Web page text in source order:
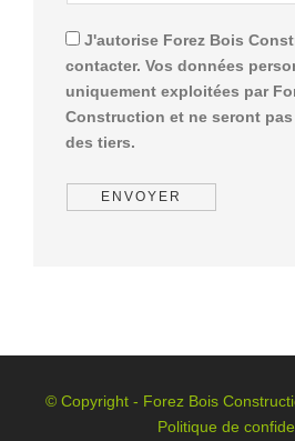
J'autorise Forez Bois
contacter. Vos données
uniquement exploitées par
Construction et ne seront
des tiers.
© Copyright - Forez Bois
Politique de